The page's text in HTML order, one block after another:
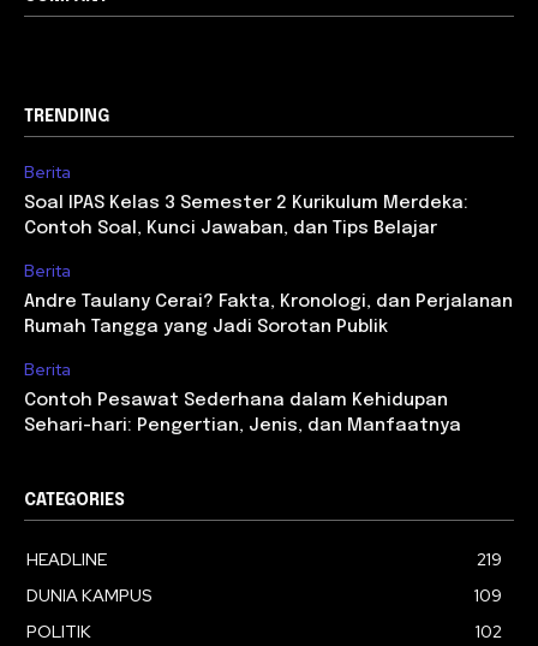
TRENDING
Berita
Soal IPAS Kelas 3 Semester 2 Kurikulum Merdeka:
Contoh Soal, Kunci Jawaban, dan Tips Belajar
Berita
Andre Taulany Cerai? Fakta, Kronologi, dan Perjalanan
Rumah Tangga yang Jadi Sorotan Publik
Berita
Contoh Pesawat Sederhana dalam Kehidupan
Sehari-hari: Pengertian, Jenis, dan Manfaatnya
CATEGORIES
HEADLINE
219
DUNIA KAMPUS
109
POLITIK
102